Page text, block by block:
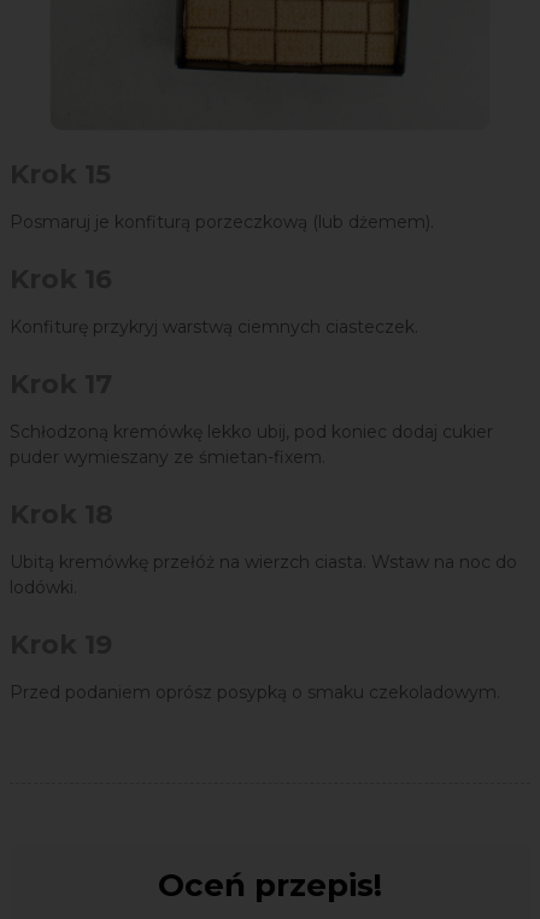
Posmaruj je konfiturą porzeczkową (lub dżemem).
Konfiturę przykryj warstwą ciemnych ciasteczek.
Schłodzoną kremówkę lekko ubij, pod koniec dodaj cukier
puder wymieszany ze śmietan-fixem.
Ubitą kremówkę przełóż na wierzch ciasta. Wstaw na noc do
lodówki.
Przed podaniem oprósz posypką o smaku czekoladowym.
Oceń przepis!